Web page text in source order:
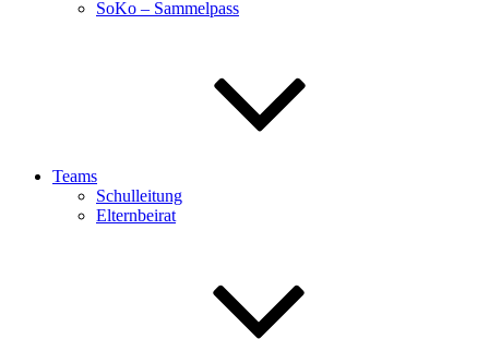
SoKo – Sammelpass
Teams
Schulleitung
Elternbeirat